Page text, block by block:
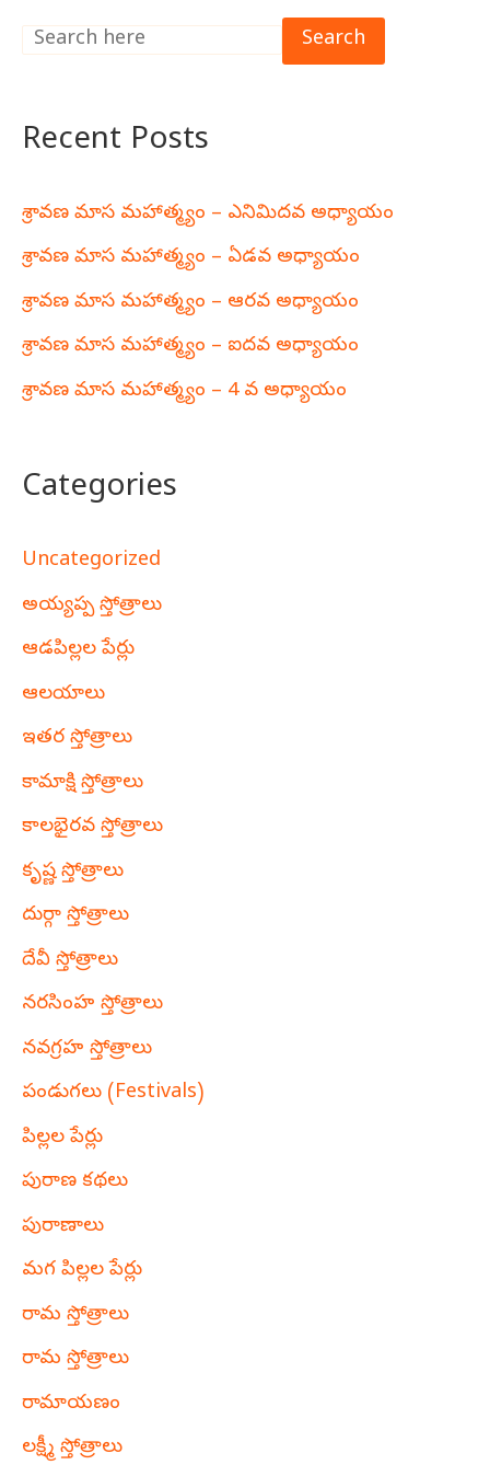
Search
Recent Posts
శ్రావణ మాస మహాత్మ్యం – ఎనిమిదవ అధ్యాయం
శ్రావణ మాస మహాత్మ్యం – ఏడవ అధ్యాయం
శ్రావణ మాస మహాత్మ్యం – ఆరవ అధ్యాయం
శ్రావణ మాస మహాత్మ్యం – ఐదవ అధ్యాయం
శ్రావణ మాస మహాత్మ్యం – 4 వ అధ్యాయం
Categories
Uncategorized
అయ్యప్ప స్తోత్రాలు
ఆడపిల్లల పేర్లు
ఆలయాలు
ఇతర స్తోత్రాలు
కామాక్షి స్తోత్రాలు
కాలభైరవ స్తోత్రాలు
కృష్ణ స్తోత్రాలు
దుర్గా స్తోత్రాలు
దేవీ స్తోత్రాలు
నరసింహ స్తోత్రాలు
నవగ్రహ స్తోత్రాలు
పండుగలు (Festivals)
పిల్లల పేర్లు
పురాణ కథలు
పురాణాలు
మగ పిల్లల పేర్లు
రామ స్తోత్రాలు
రామ స్తోత్రాలు
రామాయణం
లక్ష్మీ స్తోత్రాలు